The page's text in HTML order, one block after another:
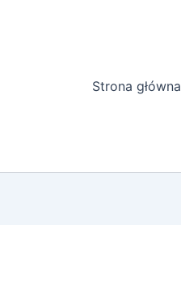
Strona główna